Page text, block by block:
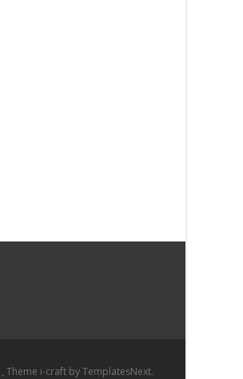
, Theme i-craft by TemplatesNext.